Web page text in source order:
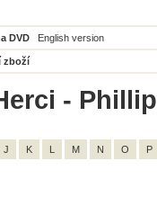
DVD English version
zboží
-
J K L M N O P